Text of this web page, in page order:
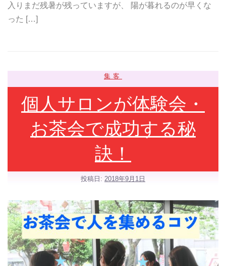
入りまだ残暑が残っていますが、 陽が暮れるのが早くな
った […]
集客
個人サロンが体験会・
お茶会で成功する秘
訣！
投稿日: 2018年9月1日